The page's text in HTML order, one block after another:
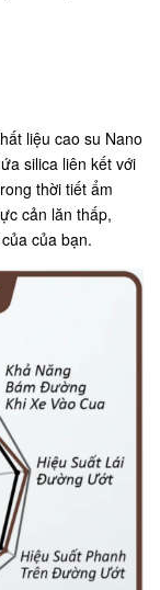
liệu cao su Nano
silica liên kết với
thời tiết ẩm
cản lăn thấp,
của bạn.